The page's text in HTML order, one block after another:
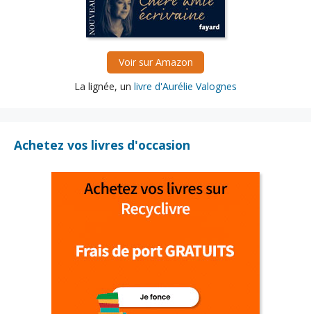
Voir sur Amazon
La lignée, un livre d'Aurélie Valognes
Achetez vos livres d'occasion